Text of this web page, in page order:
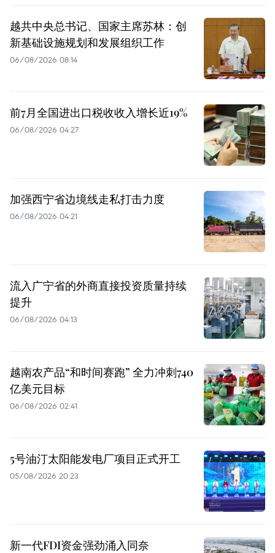
越共中央总书记、国家主席苏林：创
新基础设施规划和发展组织工作
06/08/2026 08:14
前7月全国进出口税收收入增长近19%
06/08/2026 04:27
加强西宁省边境线走私打击力度
06/08/2026 04:21
流入广宁省的外商直接投资质量持续
提升
06/08/2026 04:13
越南农产品“和时间赛跑” 全力冲刺740
亿美元目标
06/08/2026 02:41
5号油汀太阳能发电厂项目正式开工
05/08/2026 20:23
新一代FDI资金强劲涌入同奈